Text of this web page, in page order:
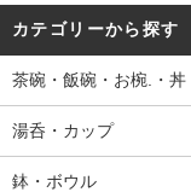
カテゴリーから探す
茶碗・飯碗・お椀.・丼
湯呑・カップ
鉢・ボウル